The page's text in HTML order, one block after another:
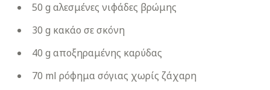
50 g αλεσμένες νιφάδες βρώμης
30 g κακάο σε σκόνη
40 g αποξηραμένης καρύδας
70 ml ρόφημα σόγιας χωρίς ζάχαρη